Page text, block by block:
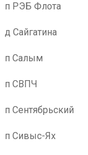
п РЭБ Флота
д Сайгатина
п Салым
п СВПЧ
п Сентябрьский
п Сивыс-Ях